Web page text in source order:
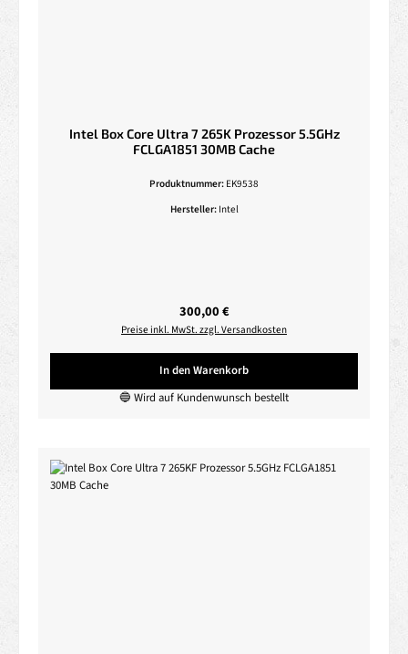
Intel Box Core Ultra 7 265K Prozessor 5.5GHz
FCLGA1851 30MB Cache
Produktnummer: EK9538
Hersteller: Intel
Regulärer Preis:
300,00 €
Preise inkl. MwSt. zzgl. Versandkosten
In den Warenkorb
🔵 Wird auf Kundenwunsch bestellt